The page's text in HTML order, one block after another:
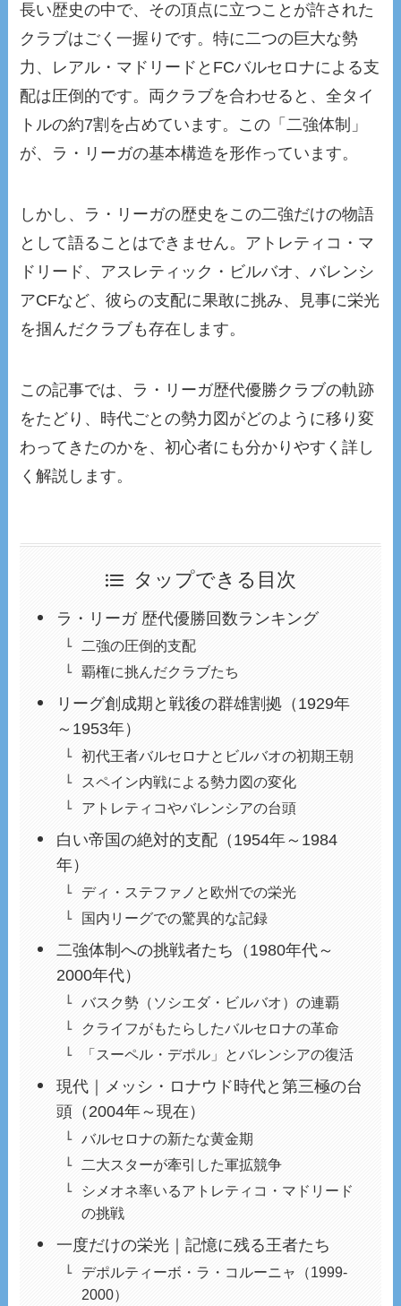
長い歴史の中で、その頂点に立つことが許された
クラブはごく一握りです。特に二つの巨大な勢
力、レアル・マドリードとFCバルセロナによる支
配は圧倒的です。両クラブを合わせると、全タイ
トルの約7割を占めています。この「二強体制」
が、ラ・リーガの基本構造を形作っています。
しかし、ラ・リーガの歴史をこの二強だけの物語
として語ることはできません。アトレティコ・マ
ドリード、アスレティック・ビルバオ、バレンシ
アCFなど、彼らの支配に果敢に挑み、見事に栄光
を掴んだクラブも存在します。
この記事では、ラ・リーガ歴代優勝クラブの軌跡
をたどり、時代ごとの勢力図がどのように移り変
わってきたのかを、初心者にも分かりやすく詳し
く解説します。
タップできる目次
ラ・リーガ 歴代優勝回数ランキング
二強の圧倒的支配
覇権に挑んだクラブたち
リーグ創成期と戦後の群雄割拠（1929年
～1953年）
初代王者バルセロナとビルバオの初期王朝
スペイン内戦による勢力図の変化
アトレティコやバレンシアの台頭
白い帝国の絶対的支配（1954年～1984
年）
ディ・ステファノと欧州での栄光
国内リーグでの驚異的な記録
二強体制への挑戦者たち（1980年代～
2000年代）
バスク勢（ソシエダ・ビルバオ）の連覇
クライフがもたらしたバルセロナの革命
「スーペル・デポル」とバレンシアの復活
現代｜メッシ・ロナウド時代と第三極の台
頭（2004年～現在）
バルセロナの新たな黄金期
二大スターが牽引した軍拡競争
シメオネ率いるアトレティコ・マドリード
の挑戦
一度だけの栄光｜記憶に残る王者たち
デポルティーボ・ラ・コルーニャ（1999-
2000）